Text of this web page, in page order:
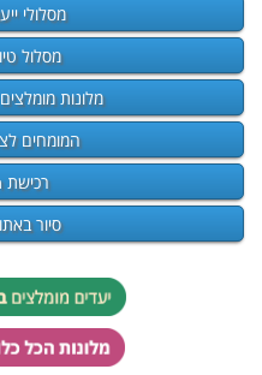
מסלולי
מסלול
מלונות
המומחים
רכישת Esim ביוון
סיור